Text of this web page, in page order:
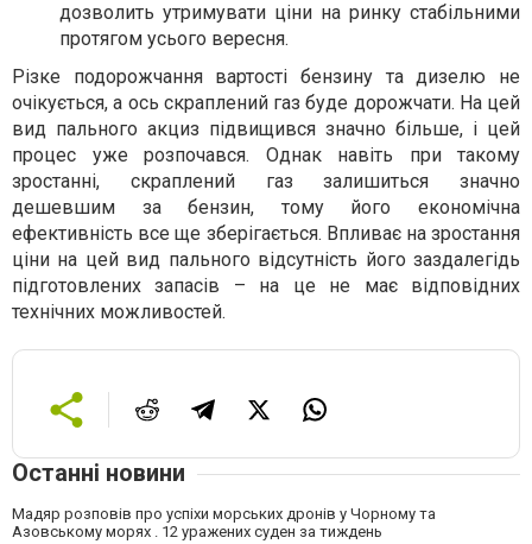
дозволить утримувати ціни на ринку стабільними
протягом усього вересня.
Різке подорожчання вартості бензину та дизелю не
очікується, а ось скраплений газ буде дорожчати. На цей
вид пального акциз підвищився значно більше, і цей
процес уже розпочався. Однак навіть при такому
зростанні, скраплений газ залишиться значно
дешевшим за бензин, тому його економічна
ефективність все ще зберігається. Впливає на зростання
ціни на цей вид пального відсутність його заздалегідь
підготовлених запасів – на це не має відповідних
технічних можливостей.
Останні новини
Мадяр розповів про успіхи морських дронів у Чорному та
Азовському морях . 12 уражених суден за тиждень